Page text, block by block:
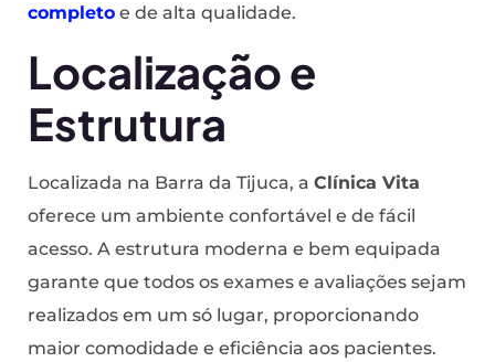
completo e de alta qualidade.
Localização e
Estrutura
Localizada na Barra da Tijuca, a Clínica Vita
oferece um ambiente confortável e de fácil
acesso. A estrutura moderna e bem equipada
garante que todos os exames e avaliações sejam
realizados em um só lugar, proporcionando
maior comodidade e eficiência aos pacientes.